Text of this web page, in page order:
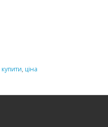
купити, ціна